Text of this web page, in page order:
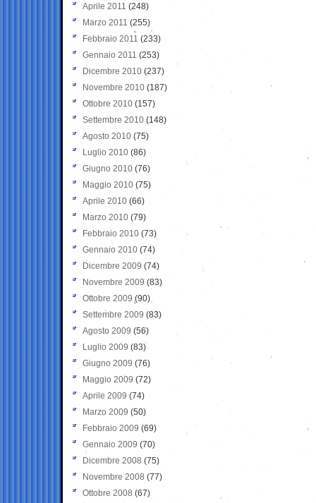
Aprile 2011 (248)
Marzo 2011 (255)
Febbraio 2011 (233)
Gennaio 2011 (253)
Dicembre 2010 (237)
Novembre 2010 (187)
Ottobre 2010 (157)
Settembre 2010 (148)
Agosto 2010 (75)
Luglio 2010 (86)
Giugno 2010 (76)
Maggio 2010 (75)
Aprile 2010 (66)
Marzo 2010 (79)
Febbraio 2010 (73)
Gennaio 2010 (74)
Dicembre 2009 (74)
Novembre 2009 (83)
Ottobre 2009 (90)
Settembre 2009 (83)
Agosto 2009 (56)
Luglio 2009 (83)
Giugno 2009 (76)
Maggio 2009 (72)
Aprile 2009 (74)
Marzo 2009 (50)
Febbraio 2009 (69)
Gennaio 2009 (70)
Dicembre 2008 (75)
Novembre 2008 (77)
Ottobre 2008 (67)